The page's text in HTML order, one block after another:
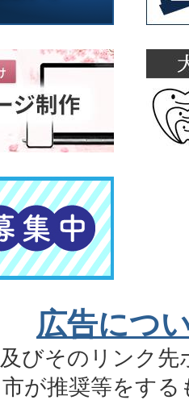
広告につ
びそのリンク先
が推奨等をす